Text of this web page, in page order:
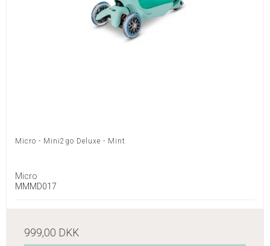
Micro - Mini2go Deluxe - Mint
Micro
MMMD017
999,00 DKK